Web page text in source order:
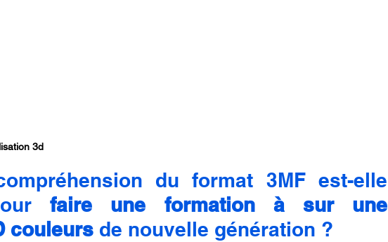
3d
du format 3MF est-elle
faire une formation à sur une
couleurs de nouvelle génération ?